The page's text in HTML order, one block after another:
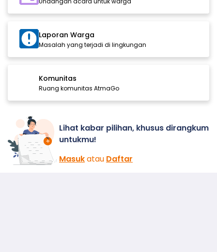
Laporan Warga
Masalah yang terjadi di lingkungan
Komunitas
Ruang komunitas AtmaGo
Lihat kabar pilihan, khusus dirangkum
untukmu!
Masukatau Daftar